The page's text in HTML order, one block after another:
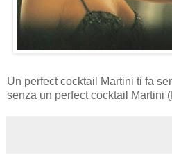
Un perfect cocktail Martini ti fa
senza un perfect cocktail Martini